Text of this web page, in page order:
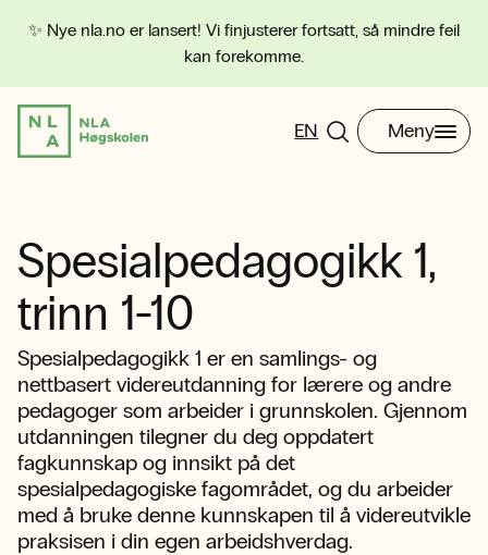
✨ Nye nla.no er lansert! Vi finjusterer fortsatt, så mindre feil
kan forekomme.
EN Meny
Spesialpedagogikk 1,
trinn 1-10
Spesialpedagogikk 1 er en samlings- og
nettbasert videreutdanning for lærere og andre
pedagoger som arbeider i grunnskolen. Gjennom
utdanningen tilegner du deg oppdatert
fagkunnskap og innsikt på det
spesialpedagogiske fagområdet, og du arbeider
med å bruke denne kunnskapen til å videreutvikle
praksisen i din egen arbeidshverdag.